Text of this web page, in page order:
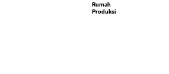
Rumah
Produksi